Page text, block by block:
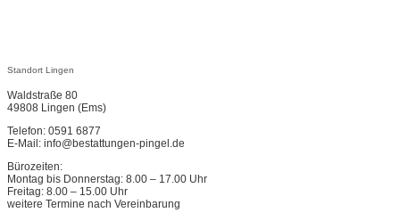
Standort Lingen
Waldstraße 80
49808 Lingen (Ems)
Telefon: 0591 6877
E-Mail: info@bestattungen-pingel.de
Bürozeiten:
Montag bis Donnerstag: 8.00 – 17.00 Uhr
Freitag: 8.00 – 15.00 Uhr
weitere Termine nach Vereinbarung